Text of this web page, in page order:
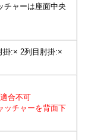
チャーは座面中央
掛:× 2列目肘掛:×
合不可
ッチャーを背面下